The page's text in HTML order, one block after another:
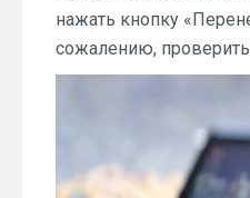
нажать кнопку
сожалению,